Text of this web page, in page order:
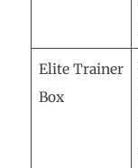
Elite Trainer
Box